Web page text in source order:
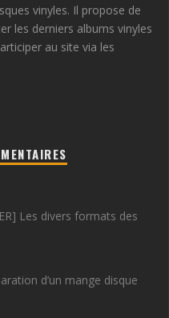
vinyles. Il propose de
les derniers albums vinyles
au site via les
Les divers formats des
d’un mange disque